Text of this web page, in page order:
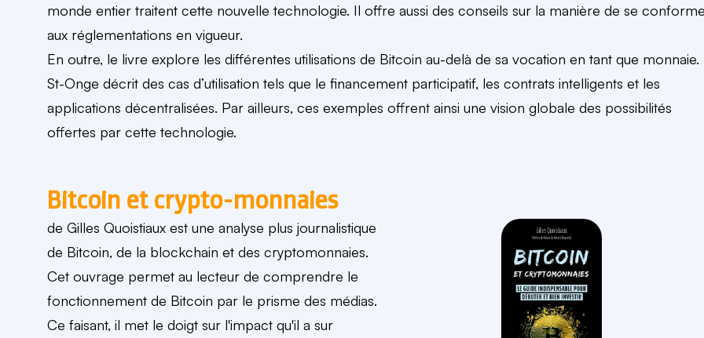
monde entier traitent cette nouvelle technologie. Il offre aussi des conseils sur la manière de se
aux réglementations en vigueur.
En outre, le livre explore les différentes utilisations de Bitcoin au-delà de sa vocation en tant que monnaie.
St-Onge décrit des cas d’utilisation tels que le financement participatif, les contrats intelligents et les
applications décentralisées. Par ailleurs, ces exemples offrent ainsi une vision globale des possibilités
offertes par cette technologie.
Bitcoin et crypto-monnaies
de Gilles Quoistiaux est une analyse plus journalistique
de Bitcoin, de la blockchain et des cryptomonnaies.
Cet ouvrage permet au lecteur de comprendre le
fonctionnement de Bitcoin par le prisme des médias.
Ce faisant, il met le doigt sur l'impact qu'il a sur